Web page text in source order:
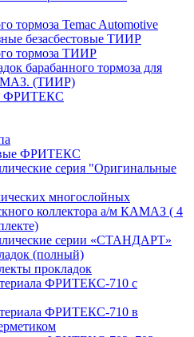
тормоза Temac Automotive
безасбестовые ТИИР
тормоза ТИИР
барабанного тормоза для
(ТИИР)
ФРИТЕКС
ФРИТЕКС
серия "Оригинальные
многослойных
коллектора а/м КАМАЗ ( 4
серии «СТАНДАРТ»
(полный)
прокладок
ФРИТЕКС-710 с
ФРИТЕКС-710 в